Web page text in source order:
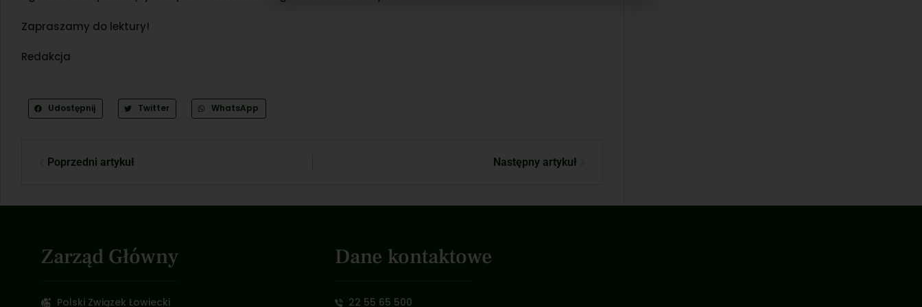
Zapraszamy do lektury!
Redakcja
Udostępnij Twitter WhatsApp
Poprzedni artykuł Następny artykuł
Zarząd Główny
Polski Związek Łowiecki
Dane kontaktowe
22 55 65 500